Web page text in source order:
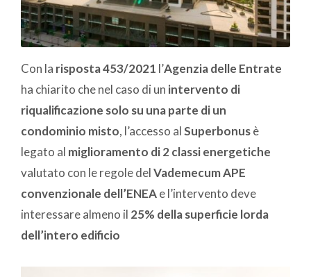
Con la risposta 453/2021 l’Agenzia delle Entrate
ha chiarito che nel caso di un intervento di
riqualificazione solo su una parte di un
condominio misto, l’accesso alSuperbonusè
legato al miglioramento di 2 classi energetiche
valutato con le regole delVademecum APE
convenzionale dell’ENEAe l’intervento deve
interessare almeno il 25% della superficie lorda
dell’intero edificio